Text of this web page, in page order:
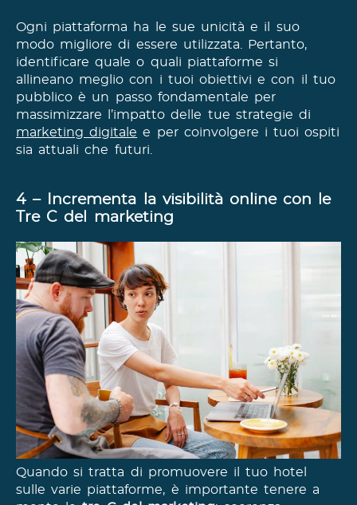
Ogni piattaforma ha le sue unicità e il suo
modo migliore di essere utilizzata. Pertanto,
identificare quale o quali piattaforme si
allineano meglio con i tuoi obiettivi e con il tuo
pubblico è un passo fondamentale per
massimizzare l’impatto delle tue strategie di
marketing digitale e per coinvolgere i tuoi ospiti
sia attuali che futuri.
4 – Incrementa la visibilità online con le
Tre C del marketing
Quando si tratta di promuovere il tuo hotel
sulle varie piattaforme, è importante tenere a